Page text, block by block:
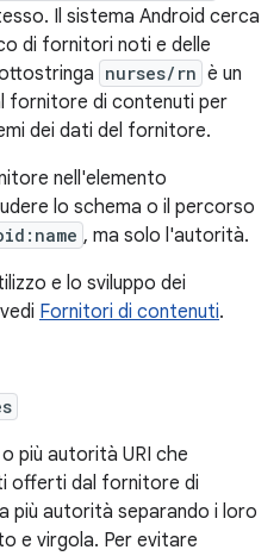
Il sistema Android cerca
di fornitori noti e delle
nurses/rn è un
fornitore di contenuti per
dei dati del fornitore.
nell'elemento
lo schema o il percorso
, ma solo l'autorità.
e lo sviluppo dei
Fornitori di contenuti.
più autorità URI che
offerti dal fornitore di
più autorità separando i loro
e virgola. Per evitare